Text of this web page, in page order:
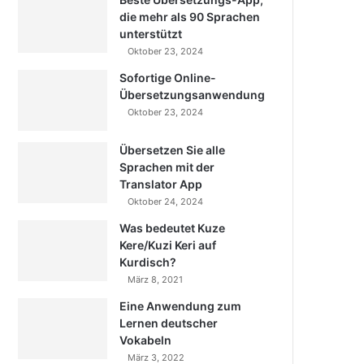
die mehr als 90 Sprachen
unterstützt
Oktober 23, 2024
Sofortige Online-
Übersetzungsanwendung
Oktober 23, 2024
Übersetzen Sie alle
Sprachen mit der
Translator App
Oktober 24, 2024
Was bedeutet Kuze
Kere/Kuzi Keri auf
Kurdisch?
März 8, 2021
Eine Anwendung zum
Lernen deutscher
Vokabeln
März 3, 2022